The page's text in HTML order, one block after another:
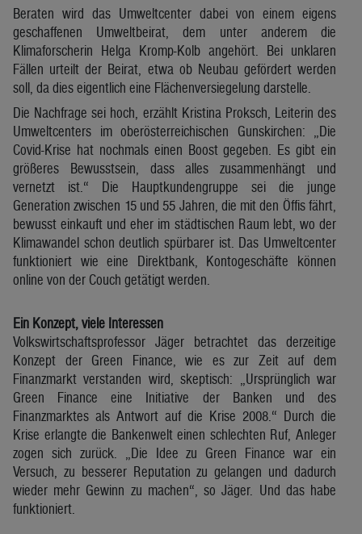
Beraten wird das Umweltcenter dabei von einem eigens
geschaffenen Umweltbeirat, dem unter anderem die
Klimaforscherin Helga Kromp-Kolb angehört. Bei unklaren
Fällen urteilt der Beirat, etwa ob Neubau gefördert werden
soll, da dies eigentlich eine Flächenversiegelung darstelle.
Die Nachfrage sei hoch, erzählt Kristina Proksch, Leiterin des
Umweltcenters im oberösterreichischen Gunskirchen: „Die
Covid-Krise hat nochmals einen Boost gegeben. Es gibt ein
größeres Bewusstsein, dass alles zusammenhängt und
vernetzt ist.“ Die Hauptkundengruppe sei die junge
Generation zwischen 15 und 55 Jahren, die mit den Öffis fährt,
bewusst einkauft und eher im städtischen Raum lebt, wo der
Klimawandel schon deutlich spürbarer ist. Das Umweltcenter
funktioniert wie eine Direktbank, Kontogeschäfte können
online von der Couch getätigt werden.
Ein Konzept, viele Interessen
Volkswirtschaftsprofessor Jäger betrachtet das derzeitige
Konzept der Green Finance, wie es zur Zeit auf dem
Finanzmarkt verstanden wird, skeptisch: „Ursprünglich war
Green Finance eine Initiative der Banken und des
Finanzmarktes als Antwort auf die Krise 2008.“ Durch die
Krise erlangte die Bankenwelt einen schlechten Ruf, Anleger
zogen sich zurück. „Die Idee zu Green Finance war ein
Versuch, zu besserer Reputation zu gelangen und dadurch
wieder mehr Gewinn zu machen“, so Jäger. Und das habe
funktioniert.